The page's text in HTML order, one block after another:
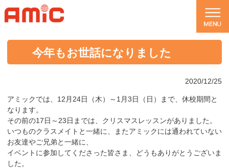
今年もお世話になりました
2020/12/25
アミックでは、12月24日（木）～1月3日（日）まで、休校期間と
なります。
その前の17日～23日までは、クリスマスレッスンがありました。
いつものクラスメイトと一緒に、またアミックには通われていない
お友達やご兄弟と一緒に、
イベントに参加してくださった皆さま、どうもありがとうございま
した。